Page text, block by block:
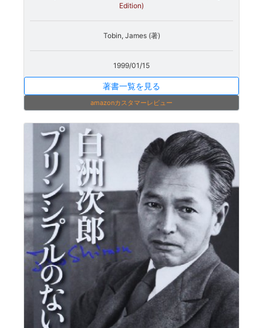
Edition)
Tobin, James (著)
1999/01/15
著書一覧を見る
amazonカスタマーレビュー